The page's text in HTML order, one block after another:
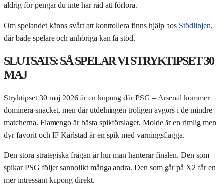
aldrig för pengar du inte har råd att förlora.
Om spelandet känns svårt att kontrollera finns hjälp hos Stödlinjen,
där både spelare och anhöriga kan få stöd.
SLUTSATS: SÅ SPELAR VI STRYKTIPSET 30
MAJ
Stryktipset 30 maj 2026 är en kupong där PSG – Arsenal kommer
dominera snacket, men där utdelningen troligen avgörs i de mindre
matcherna. Flamengo är bästa spikförslaget, Molde är en rimlig men
dyr favorit och IF Karlstad är en spik med varningsflagga.
Den stora strategiska frågan är hur man hanterar finalen. Den som
spikar PSG följer sannolikt många andra. Den som går på X2 får en
mer intressant kupong direkt.